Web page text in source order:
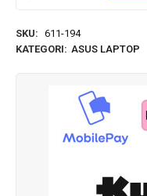
SKU: 611-194
KATEGORI: ASUS LAPTOP